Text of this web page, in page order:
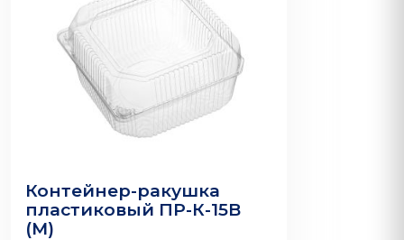
Контейнер-ракушка
пластиковый ПР-К-15В
(М)